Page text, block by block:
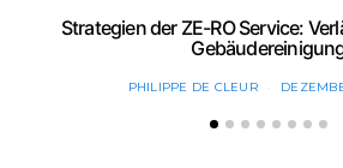
Strategien der ZE-RO Service:
PHILIPPE DE CLEUR